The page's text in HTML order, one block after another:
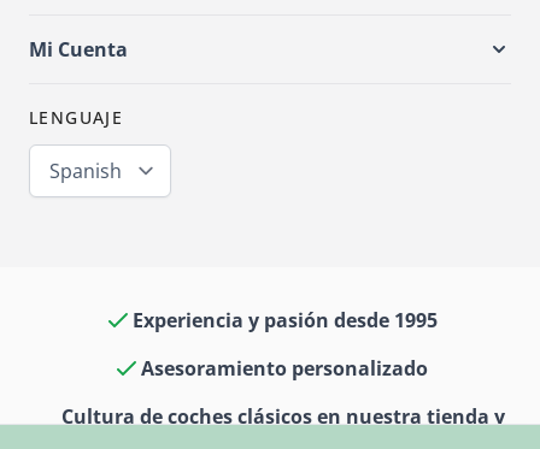
Mi Cuenta
LENGUAJE
Spanish
Experiencia y pasión desde 1995
Asesoramiento personalizado
Cultura de coches clásicos en nuestra tienda y